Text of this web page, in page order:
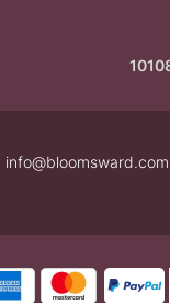
info@bloomsward.com